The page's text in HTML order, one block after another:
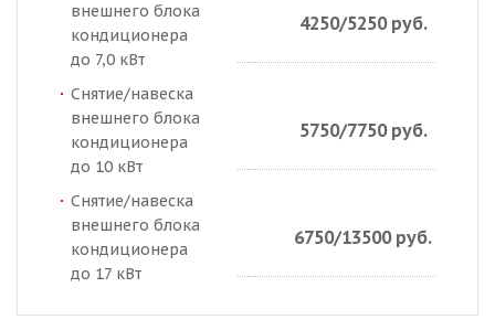
внешнего блока
кондиционера
до 7,0 кВт
4250/5250 руб.
Снятие/навеска
внешнего блока
кондиционера
до 10 кВт
5750/7750 руб.
Снятие/навеска
внешнего блока
кондиционера
до 17 кВт
6750/13500 руб.